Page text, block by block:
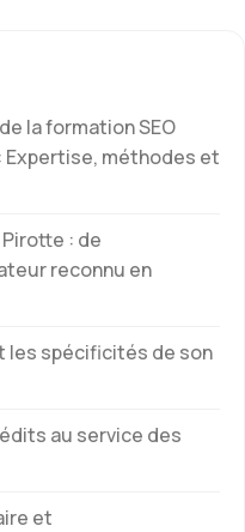
la formation SEO
Expertise, méthodes et
: de
reconnu en
les spécificités de son
au service des
et